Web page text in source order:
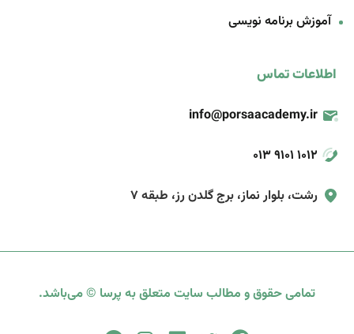
آموزش برنامه‌ نویسی
اطلاعات تماس
info@porsaacademy.ir
013 9101 1012
رشت، بلوار نماز، برج گلدن رز، طبقه 7
تمامی حقوق و مطالب سایت متعلق به پرسا © می‌باشد.